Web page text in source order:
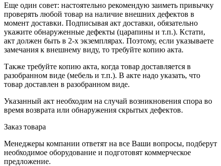
Еще один совет: настоятельно рекомендую заиметь привычку
проверять любой товар на наличие внешних дефектов в
момент доставки. Подписывая акт доставки, обязательно
укажите обнаруженные дефекты (царапины и т.п.). Кстати,
акт должен быть в 2-х экземплярах. Поэтому, если указываете
замечания к внешнему виду, то требуйте копию акта.
Также требуйте копию акта, когда товар доставляется в
разобранном виде (мебель и т.п.). В акте надо указать, что
товар доставлен в разобранном виде.
Указанный акт необходим на случай возникновения спора во
время возврата или обнаружения скрытых дефектов.
Заказ товара
Менеджеры компании ответят на все Ваши вопросы, подберут
необходимое оборудование и подготовят коммерческое
предложение.